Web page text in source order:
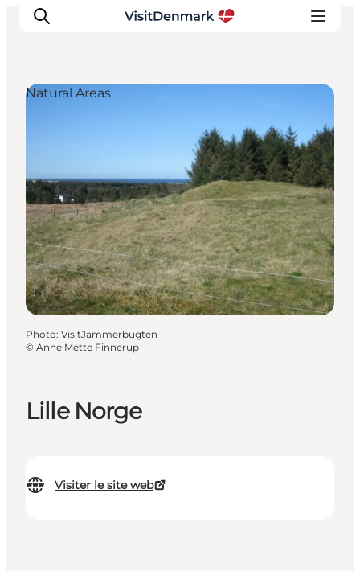
Quoi faire
Hébergements
Planifiez votre voyage
Lille Norge
Visiter le site web
Natural Areas
Photo: VisitJammerbugten
© Anne Mette Finnerup